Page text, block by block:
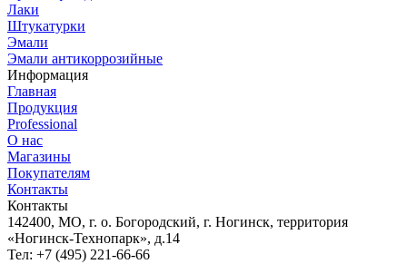
Лаки
Штукатурки
Эмали
Эмали антикоррозийные
Информация
Главная
Продукция
Professional
О нас
Магазины
Покупателям
Контакты
Контакты
142400, МО, г. о. Богородский, г. Ногинск, территория
«Ногинск-Технопарк», д.14
Тел: +7 (495) 221-66-66